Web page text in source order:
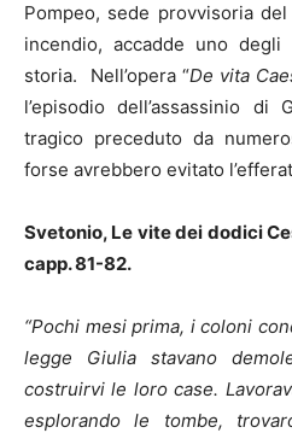
Pompeo, sede provvisoria
incendio, accadde uno
storia. Nell’opera “De vita
l’episodio dell’assassinio
tragico preceduto da
forse avrebbero evitato
Svetonio, Le vite dei dodici
capp. 81-82.
“Pochi mesi prima, i coloni
legge Giulia stavano
costruirvi le loro case.
esplorando le tombe,